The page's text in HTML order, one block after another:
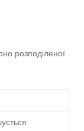
розподіленої